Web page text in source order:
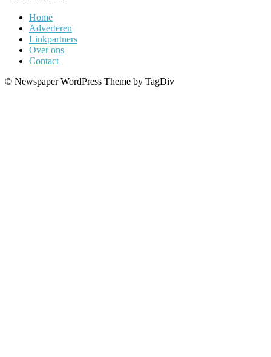
Home
Adverteren
Linkpartners
Over ons
Contact
© Newspaper WordPress Theme by TagDiv